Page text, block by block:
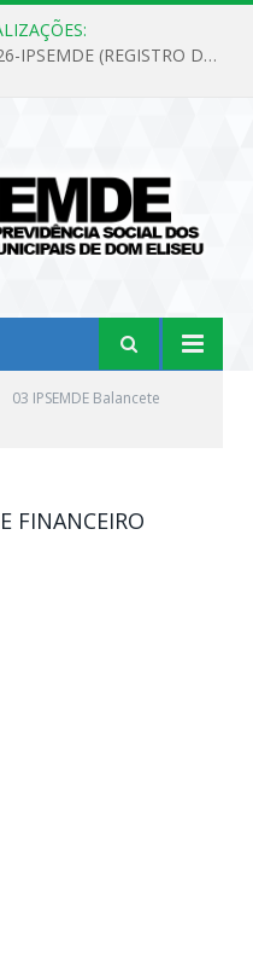
PREGÃO ELETRÔNICO Nº 02/2026-IPSEMDE (REGISTRO DE PREÇOS PARA FUTURA E EVENTUAL AQUISIÇÃO DE MATERIAL DE LIMPEZA E GÊNEROS ALIMENTÍCIOS PARA ATENDER AS NECESSIDADES DO INSTITUTO DE PREVIDÊNCIA SOCIAL DOS SERVIDORES MUNICIPAIS DE DOM ELISEU.)
03 IPSEMDE Balancete
FINANCEIRO